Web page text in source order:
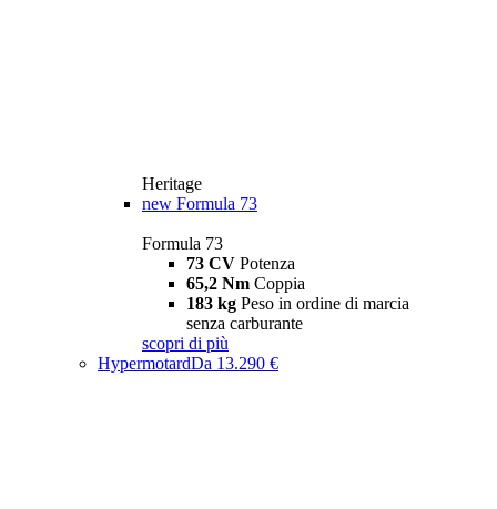
Heritage
new Formula 73
Formula 73
73 CV Potenza
65,2 Nm Coppia
183 kg Peso in ordine di marcia
senza carburante
scopri di più
HypermotardDa 13.290 €